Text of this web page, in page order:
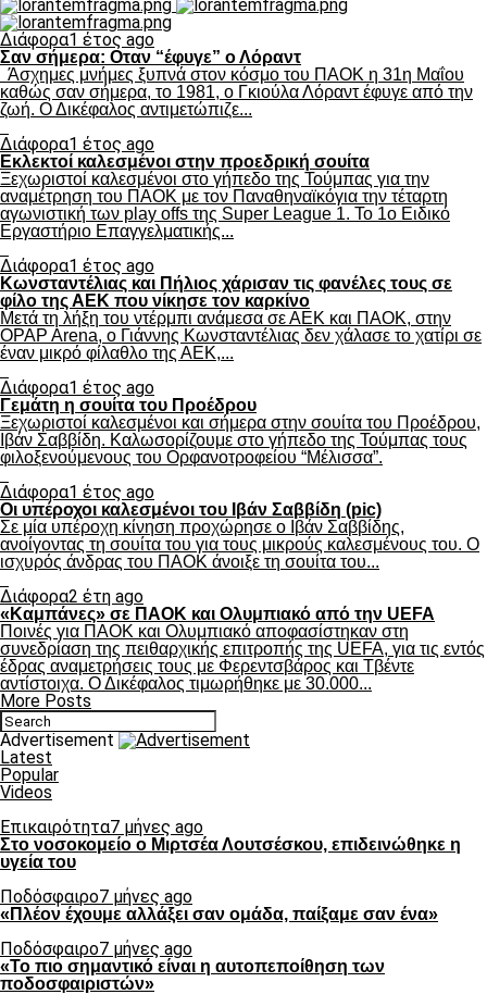
Διάφορα1 έτος ago
Σαν σήμερα: Οταν “έφυγε” ο Λόραντ
Άσχημες μνήμες ξυπνά στον κόσμο του ΠΑΟΚ η 31η Μαΐου
καθώς σαν σήμερα, το 1981, ο Γκιούλα Λόραντ έφυγε από την
ζωή. Ο Δικέφαλος αντιμετώπιζε...
Διάφορα1 έτος ago
Εκλεκτοί καλεσμένοι στην προεδρική σουίτα
Ξεχωριστοί καλεσμένοι στο γήπεδο της Τούμπας για την
αναμέτρηση του ΠΑΟΚ με τον Παναθηναϊκόγια την τέταρτη
αγωνιστική των play offs της Super League 1. Το 1ο Ειδικό
Εργαστήριο Επαγγελματικής...
Διάφορα1 έτος ago
Κωνσταντέλιας και Πήλιος χάρισαν τις φανέλες τους σε
φίλο της ΑΕΚ που νίκησε τον καρκίνο
Μετά τη λήξη του ντέρμπι ανάμεσα σε ΑΕΚ και ΠΑΟΚ, στην
OPAP Arena, ο Γιάννης Κωνσταντέλιας δεν χάλασε το χατίρι σε
έναν μικρό φίλαθλο της ΑΕΚ,...
Διάφορα1 έτος ago
Γεμάτη η σουίτα του Προέδρου
Ξεχωριστοί καλεσμένοι και σήμερα στην σουίτα του Προέδρου,
Ιβάν Σαββίδη. Καλωσορίζουμε στο γήπεδο της Τούμπας τους
φιλοξενούμενους του Ορφανοτροφείου “Μέλισσα”.
Διάφορα1 έτος ago
Οι υπέροχοι καλεσμένοι του Ιβάν Σαββίδη (pic)
Σε μία υπέροχη κίνηση προχώρησε ο Ιβάν Σαββίδης,
ανοίγοντας τη σουίτα του για τους μικρούς καλεσμένους του. Ο
ισχυρός άνδρας του ΠΑΟΚ άνοιξε τη σουίτα του...
Διάφορα2 έτη ago
«Καμπάνες» σε ΠΑΟΚ και Ολυμπιακό από την UEFA
Ποινές για ΠΑΟΚ και Ολυμπιακό αποφασίστηκαν στη
συνεδρίαση της πειθαρχικής επιτροπής της UEFA, για τις εντός
έδρας αναμετρήσεις τους με Φερεντσβάρος και Τβέντε
αντίστοιχα. Ο Δικέφαλος τιμωρήθηκε με 30.000...
More Posts
Advertisement
Latest
Popular
Videos
Επικαιρότητα7 μήνες ago
Στο νοσοκομείο ο Μιρτσέα Λουτσέσκου, επιδεινώθηκε η
υγεία του
Ποδόσφαιρο7 μήνες ago
«Πλέον έχουμε αλλάξει σαν ομάδα, παίξαμε σαν ένα»
Ποδόσφαιρο7 μήνες ago
«Το πιο σημαντικό είναι η αυτοπεποίθηση των
ποδοσφαιριστών»